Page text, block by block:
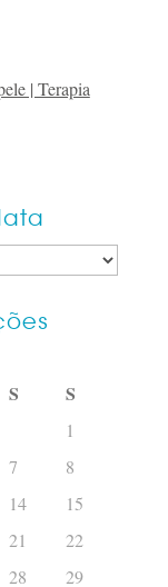
| Terapia
S S
1
7 8
14
15
21
22
28 29